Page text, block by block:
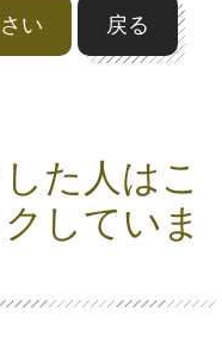
い 戻る
た人はこ
していま